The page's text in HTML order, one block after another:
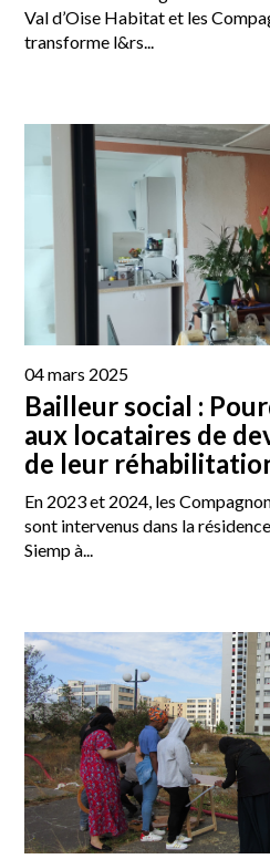
Val d’Oise Habitat et les
transforme l&rs...
04 mars 2025
Bailleur social :
aux locataires de
de leur
En 2023 et 2024, les
sont intervenus dans la
Siemp à...